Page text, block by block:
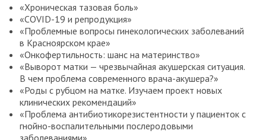
«Хроническая тазовая боль»
«COVID-19 и репродукция»
«Проблемные вопросы гинекологических заболеваний
в Красноярском крае»
«Онкофертильность: шанс на материнство»
«Выворот матки — чрезвычайная акушерская ситуация.
В чем проблема современного врача-акушера?»
«Роды с рубцом на матке. Изучаем проект новых
клинических рекомендаций»
«Проблема антибиотикорезистентности у пациенток с
гнойно-воспалительными послеродовыми
заболеваниями»